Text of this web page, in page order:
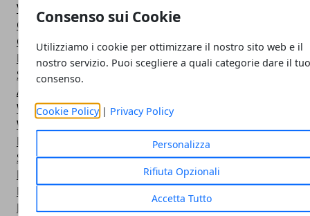
Consenso sui Cookie
Utilizziamo i cookie per ottimizzare il nostro sito web e il
nostro servizio. Puoi scegliere a quali categorie dare il
consenso.
Cookie Policy | Privacy Policy
Personalizza
Rifiuta Opzionali
Accetta Tutto
Viaggi
Galaxy Note 5
Google Play
Fotografia
Stile di vita
Antivirus
Widget Orologio
Widget Meteo
Ricezione WiFi
Sport
Meteo
Rooting
Emulazione